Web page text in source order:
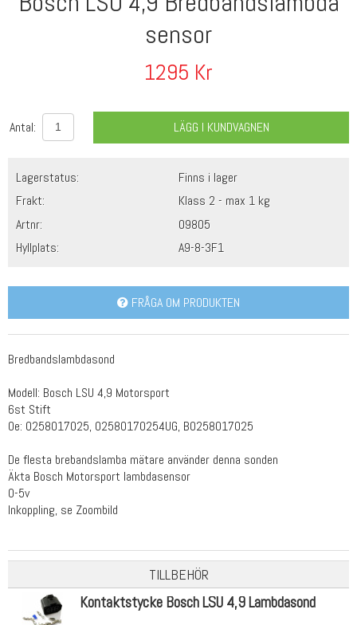
sensor
1295 Kr
Antal: LÄGG I KUNDVAGNEN
Lagerstatus:
Finns i lager
Frakt:
Klass 2 - max 1 kg
Artnr:
09805
Hyllplats:
A9-8-3F1
FRÅGA OM PRODUKTEN
Bredbandslambdasond
Modell: Bosch LSU 4,9 Motorsport
6st Stift
Oe: 0258017025, 02580170254UG, B0258017025
De flesta brebandslamba mätare använder denna sonden
Äkta Bosch Motorsport lambdasensor
0-5v
Inkoppling, se Zoombild
TILLBEHÖR
Kontaktstycke Bosch LSU 4,9 Lambdasond